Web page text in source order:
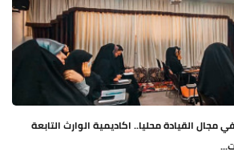
مجال القيادة محليا.. اكاديمية الوارث التابعة